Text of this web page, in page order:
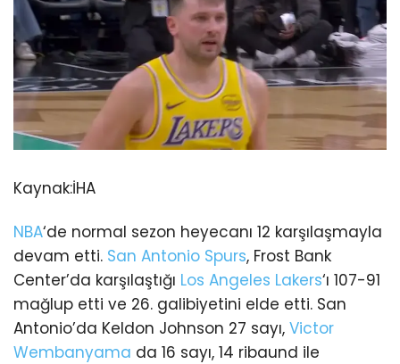
Kaynak:İHA
NBA‘de normal sezon heyecanı 12 karşılaşmayla
devam etti. San Antonio Spurs, Frost Bank
Center’da karşılaştığı Los Angeles Lakers‘ı 107-91
mağlup etti ve 26. galibiyetini elde etti. San
Antonio’da Keldon Johnson 27 sayı, Victor
Wembanyama da 16 sayı, 14 ribaund ile